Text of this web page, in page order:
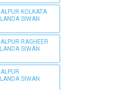
KOLKATA
SIWAN
RAGHEER
SIWAN
SIWAN